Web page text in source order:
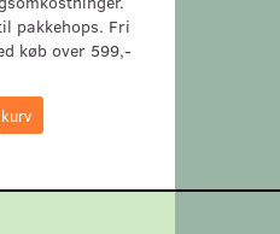
pakkehops. Fri
køb over 599,-